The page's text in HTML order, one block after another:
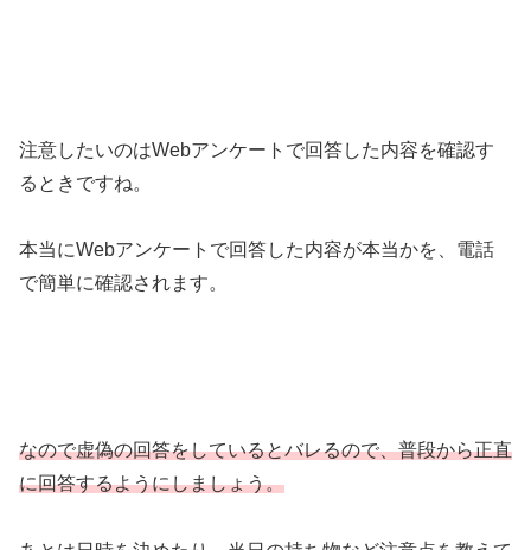
注意したいのはWebアンケートで回答した内容を確認す
るときですね。
本当にWebアンケートで回答した内容が本当かを、電話
で簡単に確認されます。
なので虚偽の回答をしているとバレるので、普段から正直
に回答するようにしましょう。